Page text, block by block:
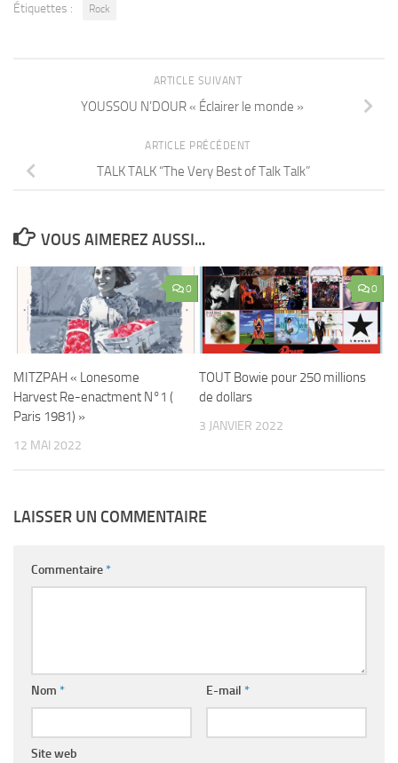
Étiquettes : Rock
ARTICLE SUIVANT
YOUSSOU N’DOUR « Éclairer le monde »
ARTICLE PRÉCÉDENT
TALK TALK “The Very Best of Talk Talk”
VOUS AIMEREZ AUSSI...
0
MITZPAH « Lonesome
Harvest Re-enactment N°1 (
Paris 1981) »
12 MAI 2022
0
TOUT Bowie pour 250 millions
de dollars
3 JANVIER 2022
LAISSER UN COMMENTAIRE
Commentaire*
Nom * E-mail *
Site web